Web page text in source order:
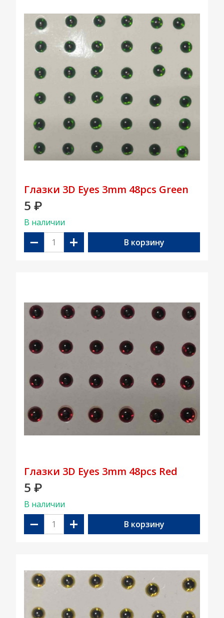
Глазки 3D Eyes 3mm 48pcs Green
5 ₽
В наличии
− + В корзину
Глазки 3D Eyes 3mm 48pcs Red
5 ₽
В наличии
− + В корзину